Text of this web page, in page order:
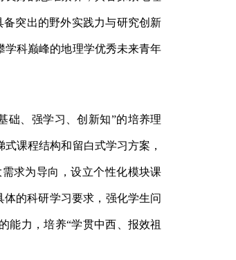
突出的野外实践力与研究创新
学科巅峰的地理学优秀未来青年
础、强学习、创新知”的培养理
课程结构和留白式学习方案，
求为导向，设立个性化模块课
体的科研学习要求，强化学生问
能力，培养“学贯中西、报效祖